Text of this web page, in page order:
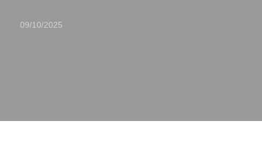
09/10/2025